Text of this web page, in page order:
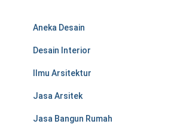
Aneka Desain
Desain Interior
Ilmu Arsitektur
Jasa Arsitek
Jasa Bangun Rumah